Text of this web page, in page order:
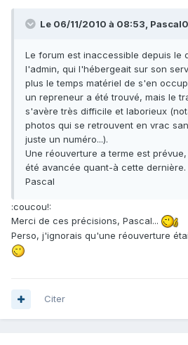
Le 06/11/2010 à 08:53,
Le forum est inaccessible depuis le
l'admin, qui l'hébergeait sur son
plus le temps matériel de s'en
un repreneur a été trouvé, mais le
s'avère très difficile et laborieux
photos qui se retrouvent en vrac
juste un numéro...).
Une réouverture a terme est
été avancée quant-à cette dernière.
Pascal
:coucou!:
Merci de ces précisions, Pascal...
Perso, j'ignorais qu'une réouverture
Citer